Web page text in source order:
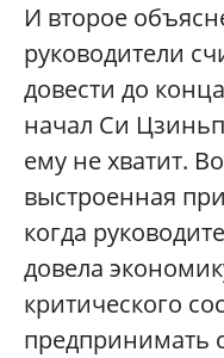
И второе
руководители
довести до
начал Си
ему не хватит.
выстроенная
когда
довела
критического
предпринимать